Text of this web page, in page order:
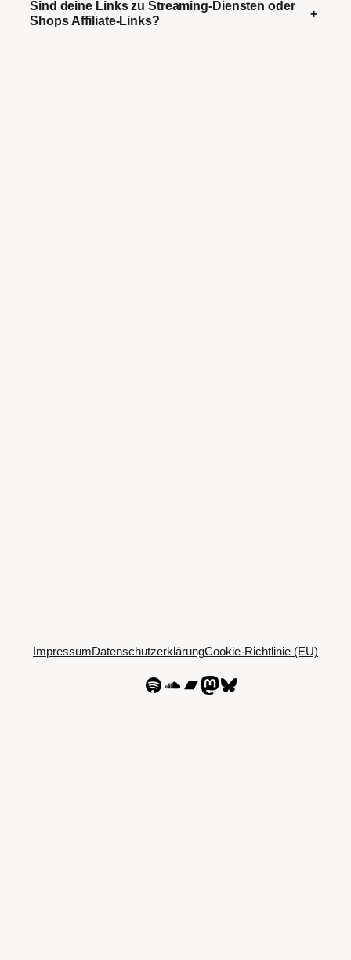
Sind deine Links zu Streaming-Diensten oder
Shops Affiliate-Links?
+
ImpressumDatenschutzerklärungCookie-Richtlinie (EU)
SpotifySoundCloud
Bandcamp
Mastodon